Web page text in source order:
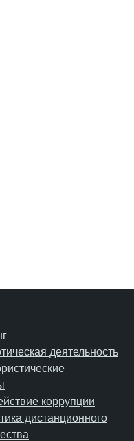
деятельность
коррупции
дистанционного